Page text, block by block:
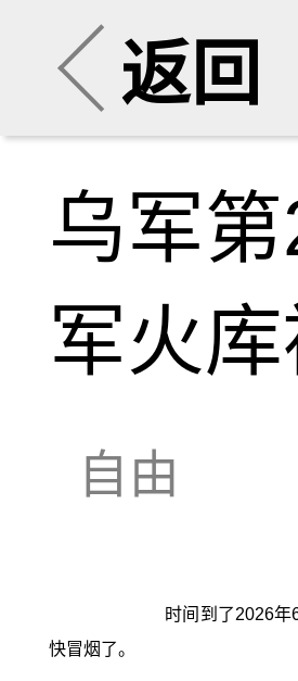
返回
乌军
军火
自由
时间到了2026年
快冒烟了。